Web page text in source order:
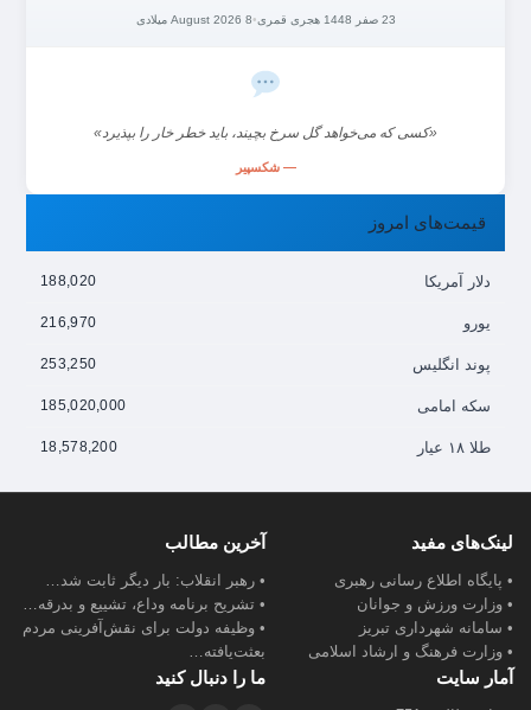
23 صفر 1448 هجری قمری •8 August 2026 میلادی
«کسی که می‌خواهد گل سرخ بچیند، باید خطر خار را بپذیرد»
— شکسپیر
قیمت‌های امروز
دلار آمریکا 188,020
یورو 216,970
پوند انگلیس 253,250
سکه امامی 185,020,000
طلا ۱۸ عیار 18,578,200
لینک‌های مفید
• پایگاه اطلاع رسانی رهبری
• وزارت ورزش و جوانان
• سامانه شهرداری تبریز
• وزارت فرهنگ و ارشاد اسلامی
آخرین مطالب
• رهبر انقلاب: بار دیگر ثابت شد…
• تشریح برنامه وداع، تشییع و بدرقه…
• وظیفه دولت برای نقش‌آفرینی مردم
بعثت‌یافته…
آمار سایت ما را دنبال کنید